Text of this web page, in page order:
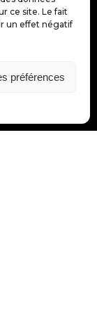
ce site. Le fait
un effet négatif
préférences